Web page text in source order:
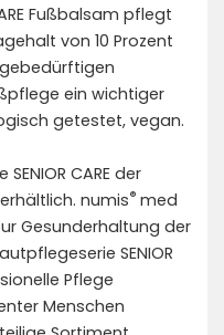
Fußbalsam pflegt
von 10 Prozent
ein wichtiger
getestet, vegan.
CARE der
numis® med
Gesunderhaltung der
SENIOR
Pflege
Menschen